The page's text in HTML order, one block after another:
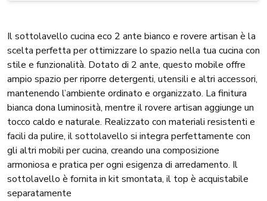
Il sottolavello cucina eco 2 ante bianco e rovere artisan è la
scelta perfetta per ottimizzare lo spazio nella tua cucina con
stile e funzionalità. Dotato di 2 ante, questo mobile offre
ampio spazio per riporre detergenti, utensili e altri accessori,
mantenendo l’ambiente ordinato e organizzato. La finitura
bianca dona luminosità, mentre il rovere artisan aggiunge un
tocco caldo e naturale. Realizzato con materiali resistenti e
facili da pulire, il sottolavello si integra perfettamente con
gli altri mobili per cucina, creando una composizione
armoniosa e pratica per ogni esigenza di arredamento. Il
sottolavello è fornita in kit smontata, il top è acquistabile
separatamente